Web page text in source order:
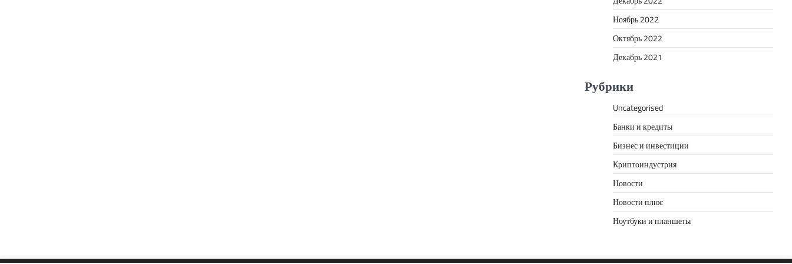
Ноябрь 2022
Октябрь 2022
Декабрь 2021
Рубрики
Uncategorised
Банки и кредиты
Бизнес и инвестиции
Криптоиндустрия
Новости
Новости плюс
Ноутбуки и планшеты